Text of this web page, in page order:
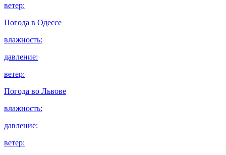
ветер:
Погода в Одессе
влажность:
давление:
ветер:
Погода во Львове
влажность:
давление:
ветер: